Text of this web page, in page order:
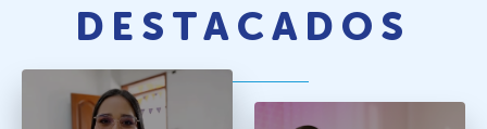
DESTACADOS